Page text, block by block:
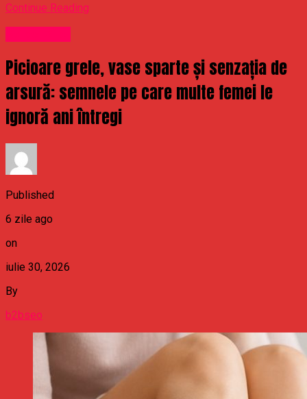
Continue Reading
Picioare grele, vase sparte și senzația de
arsură: semnele pe care multe femei le
ignoră ani întregi
Published
6 zile ago
on
iulie 30, 2026
By
b2bseo